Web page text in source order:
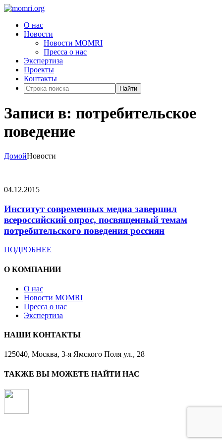
О нас
Новости
Новости MOMRI
Пресса о нас
Экспертиза
Проекты
Контакты
Найти
Записи в: потребительское
поведение
ДомойНовости
04.12.2015
Институт современных медиа завершил
всероссийский опрос, посвященный темам
потребительского поведения россиян
ПОДРОБНЕЕ
О КОМПАНИИ
О нас
Новости MOMRI
Пресса о нас
Экспертиза
НАШИ КОНТАКТЫ
125040, Москва, 3-я Ямского Поля ул., 28
ТАКЖЕ ВЫ МОЖЕТЕ НАЙТИ НАС